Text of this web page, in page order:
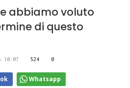
abbiamo voluto
di questo
10:07 524 0
Whatsapp